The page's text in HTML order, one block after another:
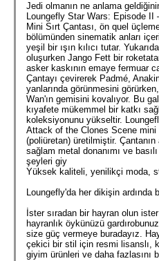
Jedi olmanın ne anlama
Loungefly Star Wars: Episode
Mini Sırt Çantası, ön quel
bölümünden sinematik anları
yeşil bir ışın kılıcı tutar.
oluşurken Jango Fett bir
asker kaskının emaye fermuar
Çantayı çevirerek Padmé,
yanlarında görünmesini
Wan'ın gemisini kovalıyor. Bu
kıyafete mükemmel bir katkı
koleksiyonunu yükseltir.
Attack of the Clones Scene mini
(poliüretan) üretilmiştir. Çantanın
sağlam metal donanımı ve
şeyleri giy
Yüksek kaliteli, yenilikçi moda,
Loungefly'da her dikişin ardında
İster sıradan bir hayran olun
hayranlık öykünüzü
size güç vermeye buradayız.
çekici bir stil için resmi lisanslı,
giyim ürünleri ve daha fazlasını